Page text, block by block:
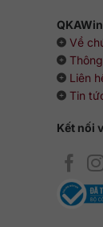
Về
Liên
Tin
Kết nối